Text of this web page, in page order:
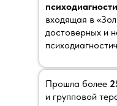
входящая в
достоверных и
Прошла более
и групповой